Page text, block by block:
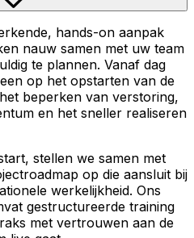
hands-on aanpak
nauw samen met uw team
te plannen. Vanaf dag
op het opstarten van de
beperken van verstoring,
en het sneller realiseren
stellen we samen met
op die aansluit bij
werkelijkheid. Ons
gestructureerde training
met vertrouwen aan de